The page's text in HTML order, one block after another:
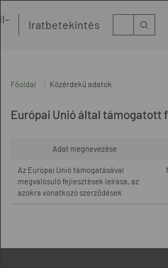
Iratbetekintés Kereső
Főoldal Közérdekű adatok
Európai Unió által támogatott
Adat megnevezése
Az Európai Unió támogatásával
megvalósuló fejlesztések leírása, az
azokra vonatkozó szerződések